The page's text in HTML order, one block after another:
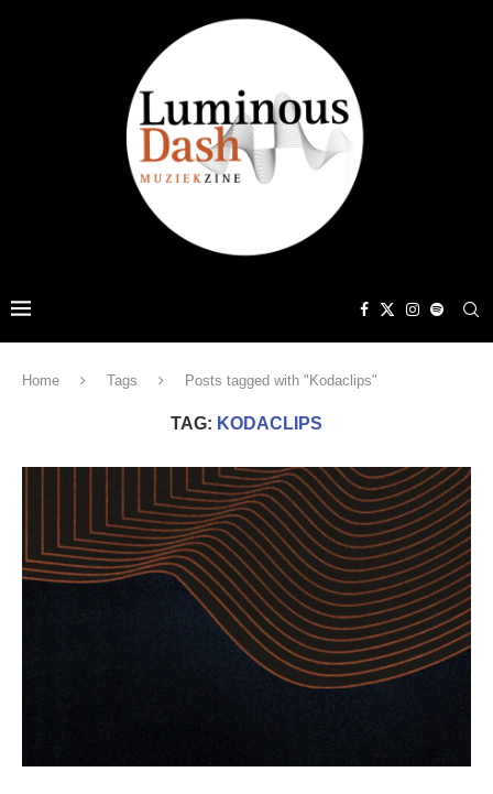
Home Tags Posts tagged with "Kodaclips"
TAG: KODACLIPS